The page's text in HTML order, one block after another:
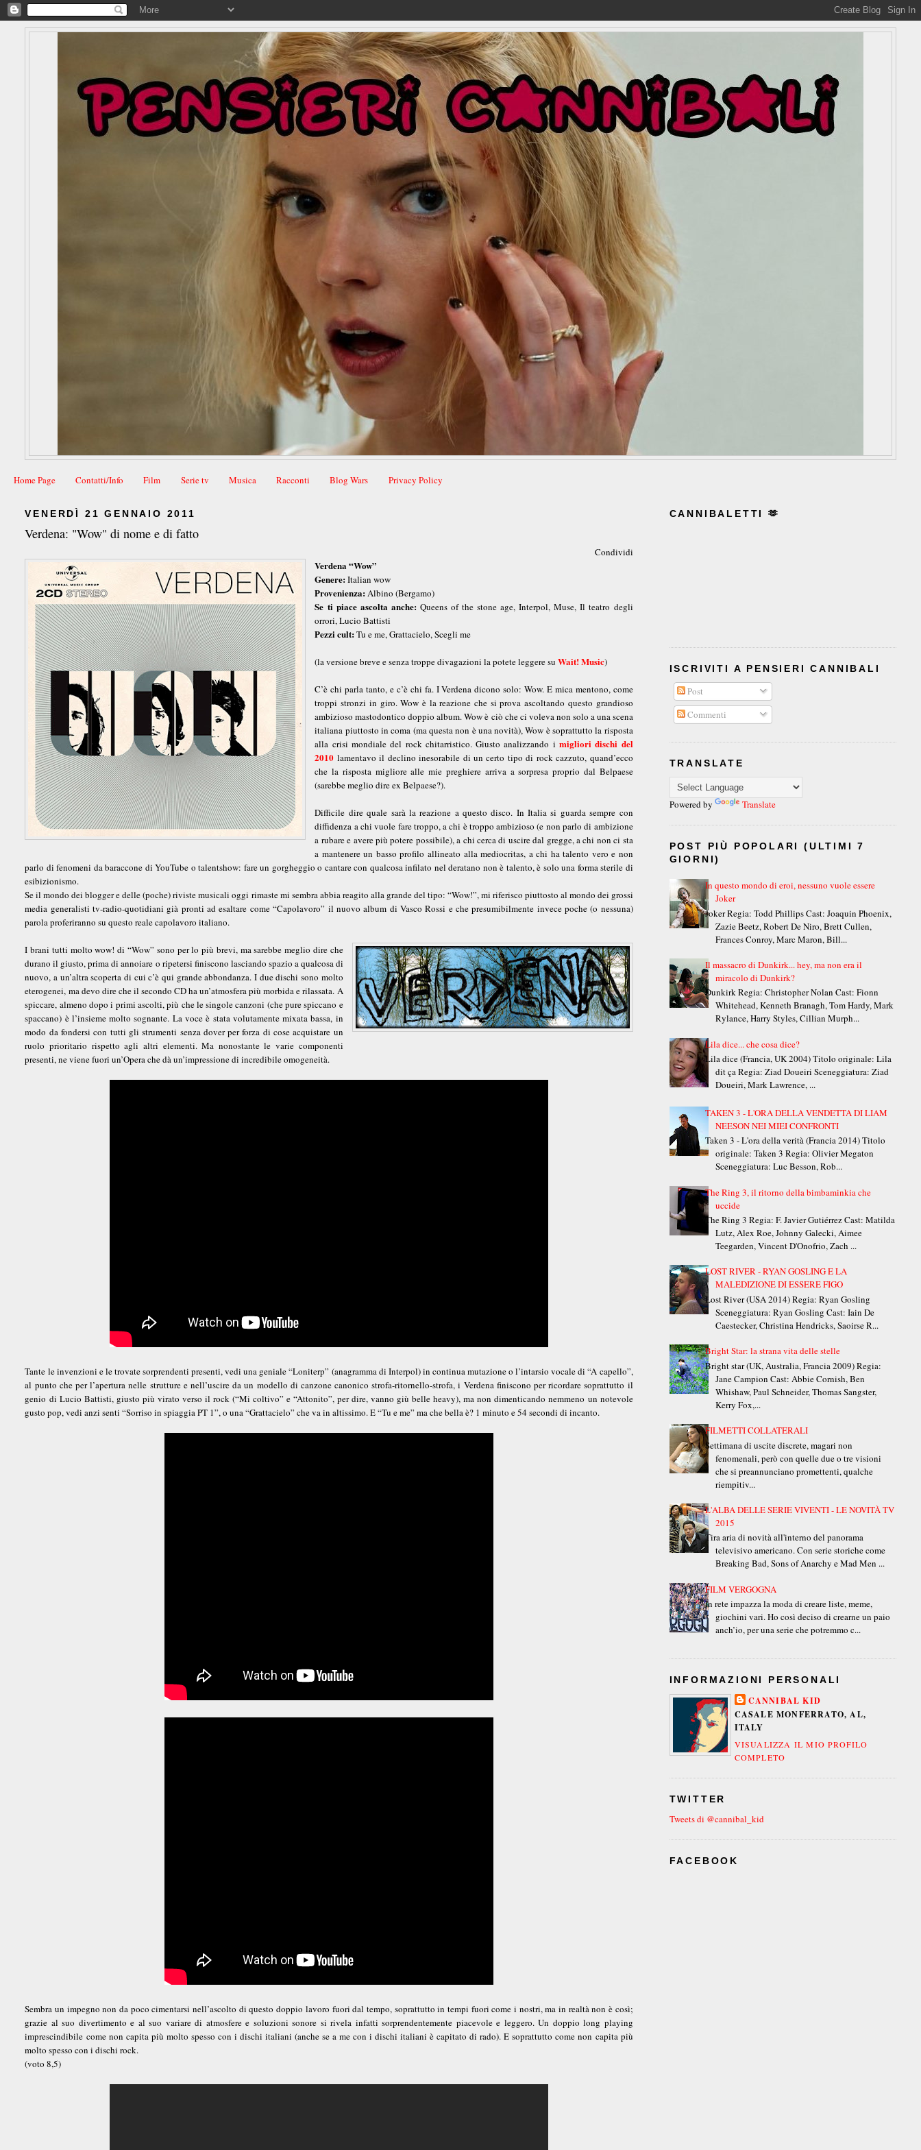
Home Page Contatti/Info Film Serie tv Musica Racconti Blog Wars Privacy Policy
VENERDÌ 21 GENNAIO 2011
Verdena: "Wow" di nome e di fatto
Condividi
Verdena “Wow”
Genere:Italian wow
Provenienza: Albino (Bergamo)
Se ti piace ascolta anche:Queens of the stone age, Interpol, Muse, Il teatro degli
orrori, Lucio Battisti
Pezzi cult:Tu e me, Grattacielo, Scegli me
(la versione breve e senza troppe divagazioni la potete leggere suWait! Music)
C’è chi parla tanto, e c’è chi fa. I Verdena dicono solo: Wow. E mica mentono, come
troppi stronzi in giro. Wow è la reazione che si prova ascoltando questo grandioso
ambizioso mastodontico doppio album. Wow è ciò che ci voleva non solo a una scena
italiana piuttosto in coma (ma questa non è una novità), Wow è soprattutto la risposta
alla crisi mondiale del rock chitarristico. Giusto analizzando i migliori dischi del
2010 lamentavo il declino inesorabile di un certo tipo di rock cazzuto, quand’ecco
che la risposta migliore alle mie preghiere arriva a sorpresa proprio dal Belpaese
(sarebbe meglio dire ex Belpaese?).
Difficile dire quale sarà la reazione a questo disco. In Italia si guarda sempre con
diffidenza a chi vuole fare troppo, a chi è troppo ambizioso (e non parlo di ambizione
a rubare e avere più potere possibile), a chi cerca di uscire dal gregge, a chi non ci sta
a mantenere un basso profilo allineato alla mediocritas, a chi ha talento vero e non
parlo di fenomeni da baraccone di YouTube o talentshow: fare un gorgheggio o cantare con qualcosa infilato nel deratano non è talento, è solo una forma sterile di
esibizionismo.
Se il mondo dei blogger e delle (poche) riviste musicali oggi rimaste mi sembra abbia reagito alla grande del tipo: “Wow!”, mi riferisco piuttosto al mondo dei grossi
media generalisti tv-radio-quotidiani già pronti ad esaltare come “Capolavoro” il nuovo album di Vasco Rossi e che presumibilmente invece poche (o nessuna)
parola proferiranno su questo reale capolavoro italiano.
I brani tutti molto wow! di “Wow” sono per lo più brevi, ma sarebbe meglio dire che
durano il giusto, prima di annoiare o ripetersi finiscono lasciando spazio a qualcosa di
nuovo, a un’altra scoperta di cui c’è qui grande abbondanza. I due dischi sono molto
eterogenei, ma devo dire che il secondo CD ha un’atmosfera più morbida e rilassata. A
spiccare, almeno dopo i primi ascolti, più che le singole canzoni (che pure spiccano e
spaccano) è l’insieme molto sognante. La voce è stata volutamente mixata bassa, in
modo da fondersi con tutti gli strumenti senza dover per forza di cose acquistare un
ruolo prioritario rispetto agli altri elementi. Ma nonostante le varie componenti
presenti, ne viene fuori un’Opera che dà un’impressione di incredibile omogeneità.
Tante le invenzioni e le trovate sorprendenti presenti, vedi una geniale “Loniterp” (anagramma di Interpol) in continua mutazione o l’intarsio vocale di “A capello”,
al punto che per l’apertura nelle strutture e nell’uscire da un modello di canzone canonico strofa-ritornello-strofa, i Verdena finiscono per ricordare soprattutto il
genio di Lucio Battisti, giusto più virato verso il rock (“Mi coltivo” e “Attonito”, per dire, vanno giù belle heavy), ma non dimenticando nemmeno un notevole
gusto pop, vedi anzi senti “Sorriso in spiaggia PT 1”, o una “Grattacielo” che va in altissimo. E “Tu e me” ma che bella è? 1 minuto e 54 secondi di incanto.
Sembra un impegno non da poco cimentarsi nell’ascolto di questo doppio lavoro fuori dal tempo, soprattutto in tempi fuori come i nostri, ma in realtà non è così;
grazie al suo divertimento e al suo variare di atmosfere e soluzioni sonore si rivela infatti sorprendentemente piacevole e leggero. Un doppio long playing
imprescindibile come non capita più molto spesso con i dischi italiani (anche se a me con i dischi italiani è capitato di rado). E soprattutto come non capita più
molto spesso con i dischi rock.
(voto 8,5)
CANNIBALETTI 🫶
ISCRIVITI A PENSIERI CANNIBALI
Post
Commenti
TRANSLATE
Powered by Translate
POST PIÙ POPOLARI (ULTIMI 7
GIORNI)
In questo mondo di eroi, nessuno vuole essere
Joker
Joker Regia: Todd Phillips Cast: Joaquin Phoenix,
Zazie Beetz, Robert De Niro, Brett Cullen,
Frances Conroy, Marc Maron, Bill...
Il massacro di Dunkirk... hey, ma non era il
miracolo di Dunkirk?
Dunkirk Regia: Christopher Nolan Cast: Fionn
Whitehead, Kenneth Branagh, Tom Hardy, Mark
Rylance, Harry Styles, Cillian Murph...
Lila dice... che cosa dice?
Lila dice (Francia, UK 2004) Titolo originale: Lila
dit ça Regia: Ziad Doueiri Sceneggiatura: Ziad
Doueiri, Mark Lawrence, ...
TAKEN 3 - L'ORA DELLA VENDETTA DI LIAM
NEESON NEI MIEI CONFRONTI
Taken 3 - L'ora della verità (Francia 2014) Titolo
originale: Taken 3 Regia: Olivier Megaton
Sceneggiatura: Luc Besson, Rob...
The Ring 3, il ritorno della bimbaminkia che
uccide
The Ring 3 Regia: F. Javier Gutiérrez Cast: Matilda
Lutz, Alex Roe, Johnny Galecki, Aimee
Teegarden, Vincent D'Onofrio, Zach ...
LOST RIVER - RYAN GOSLING E LA
MALEDIZIONE DI ESSERE FIGO
Lost River (USA 2014) Regia: Ryan Gosling
Sceneggiatura: Ryan Gosling Cast: Iain De
Caestecker, Christina Hendricks, Saoirse R...
Bright Star: la strana vita delle stelle
Bright star (UK, Australia, Francia 2009) Regia:
Jane Campion Cast: Abbie Cornish, Ben
Whishaw, Paul Schneider, Thomas Sangster,
Kerry Fox,...
FILMETTI COLLATERALI
Settimana di uscite discrete, magari non
fenomenali, però con quelle due o tre visioni
che si preannunciano promettenti, qualche
riempitiv...
L'ALBA DELLE SERIE VIVENTI - LE NOVITÀ TV
2015
Tira aria di novità all'interno del panorama
televisivo americano. Con serie storiche come
Breaking Bad, Sons of Anarchy e Mad Men ...
FILM VERGOGNA
In rete impazza la moda di creare liste, meme,
giochini vari. Ho così deciso di crearne un paio
anch’io, per una serie che potremmo c...
INFORMAZIONI PERSONALI
CANNIBAL KID
CASALE MONFERRATO, AL,
ITALY
VISUALIZZA IL MIO PROFILO
COMPLETO
TWITTER
Tweets di @cannibal_kid
FACEBOOK